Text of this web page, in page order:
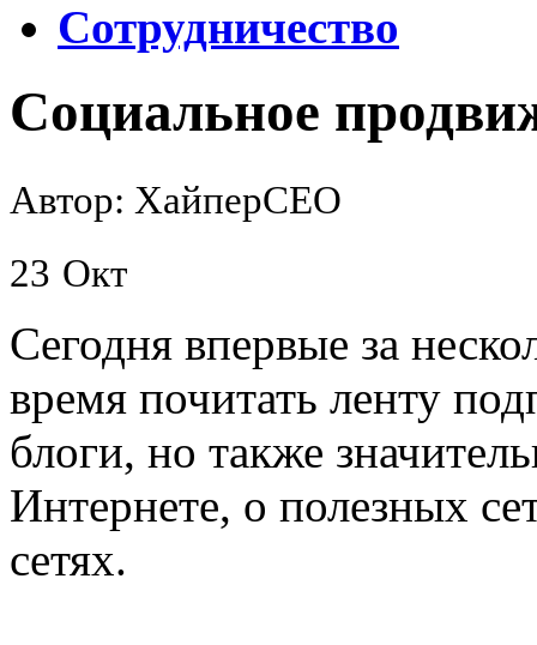
Сотрудничество
Социальное
Автор: ХайперСЕО
23 Окт
Сегодня впервые за
время почитать ленту
блоги, но также
Интернете, о полезных
сетях.